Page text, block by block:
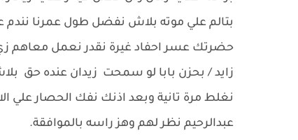
بتالم علي موته بلاش نفضل طول عمرنا نندم
حضرتك عسر احفاد غيرة نقدر نعمل معاهم
زايد / بحزن بابا لو سمحت زيدان عنده حق
نغلط مرة تانية وبعد اذنك نفك الحصار علي
عبدالرحيم نظر لهم وهز راسه بالموافقة.